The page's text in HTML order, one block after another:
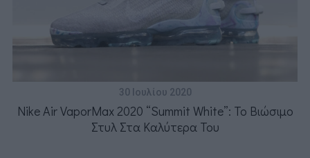
30 Ιουλίου 2020
Nike Air VaporMax 2020 “Summit White”: To Βιώσιμο
Στυλ Στα Καλύτερα Του